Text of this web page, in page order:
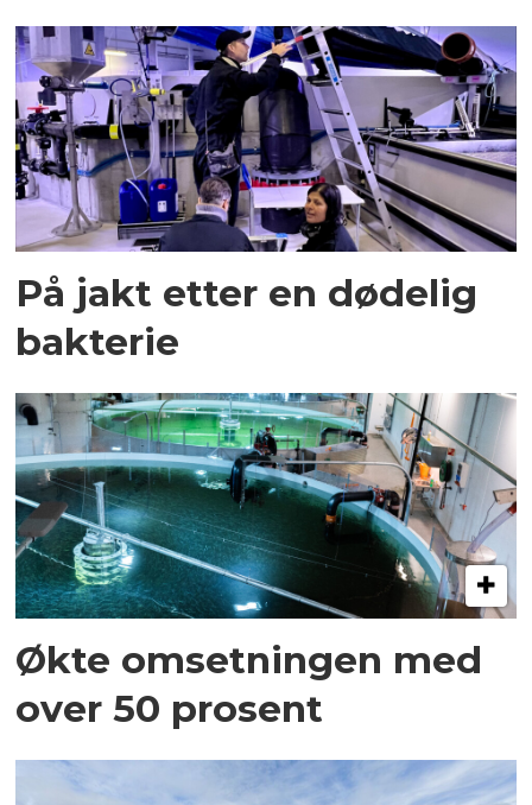
På jakt etter en dødelig
bakterie
Økte omsetningen med
over 50 prosent